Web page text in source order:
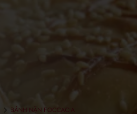
BÁNH NẶN FOCCACIA